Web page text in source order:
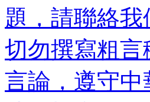
題，請聯絡我
切勿撰寫粗
言論，遵守